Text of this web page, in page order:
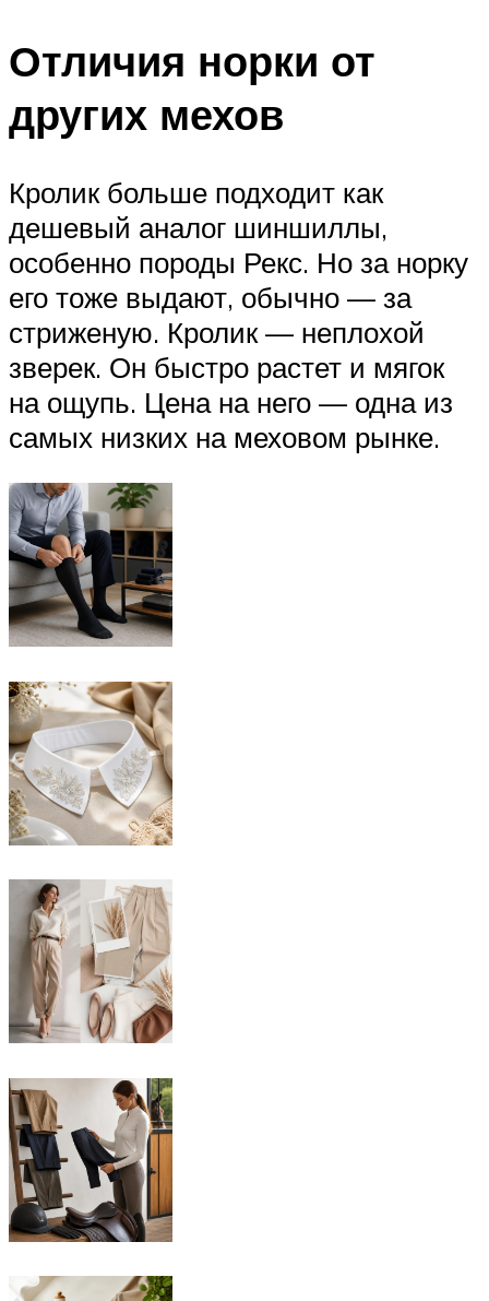
Отличия норки от
других мехов
Кролик больше подходит как
дешевый аналог шиншиллы,
особенно породы Рекс. Но за норку
его тоже выдают, обычно — за
стриженую. Кролик — неплохой
зверек. Он быстро растет и мягок
на ощупь. Цена на него — одна из
самых низких на меховом рынке.